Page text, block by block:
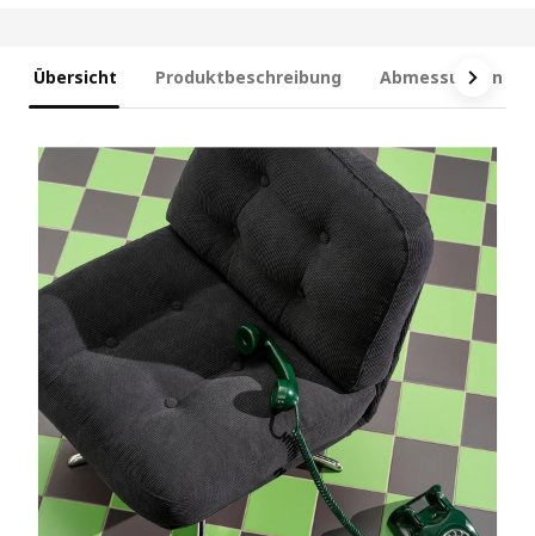
Übersicht Produktbeschreibung Abmessungen